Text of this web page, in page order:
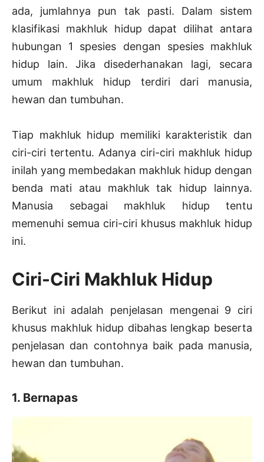
ada, jumlahnya pun tak pasti. Dalam sistem
klasifikasi makhluk hidup dapat dilihat antara
hubungan 1 spesies dengan spesies makhluk
hidup lain. Jika disederhanakan lagi, secara
umum makhluk hidup terdiri dari manusia,
hewan dan tumbuhan.
Tiap makhluk hidup memiliki karakteristik dan
ciri-ciri tertentu. Adanya ciri-ciri makhluk hidup
inilah yang membedakan makhluk hidup dengan
benda mati atau makhluk tak hidup lainnya.
Manusia sebagai makhluk hidup tentu
memenuhi semua ciri-ciri khusus makhluk hidup
ini.
Ciri-Ciri Makhluk Hidup
Berikut ini adalah penjelasan mengenai 9 ciri
khusus makhluk hidup dibahas lengkap beserta
penjelasan dan contohnya baik pada manusia,
hewan dan tumbuhan.
1. Bernapas